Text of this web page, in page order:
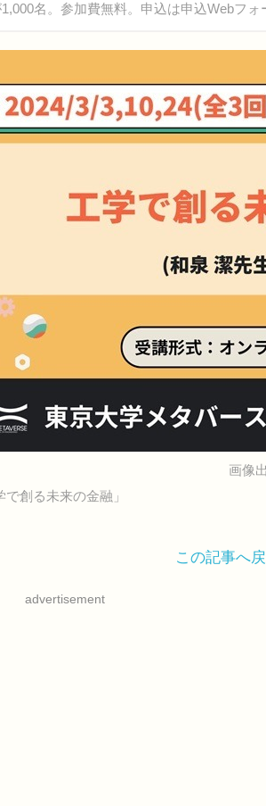
名。参加費無料。申込は申込Webフォ
画像
創る未来の金融」
この記事へ
advertisement